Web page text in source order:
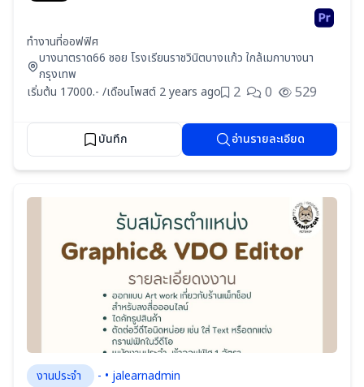
ทำงานที่ออฟฟิศ
บางนาตราด66 ซอย โรงเรียนราชวินิตบางแก้ว ใกล้เมกาบางนา
กรุงเทพ
เริ่มต้น 17000.- /เดือนโพสต์ 2 years ago 2 0 529
บันทึก อ่านรายละเอียด
งานประจำ - • jalearnadmin